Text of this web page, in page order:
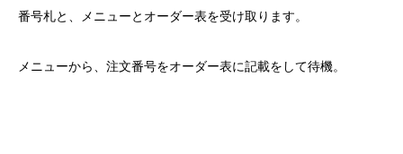
番号札と、メニューとオーダー表を受け取ります。
メニューから、注文番号をオーダー表に記載をして待機。